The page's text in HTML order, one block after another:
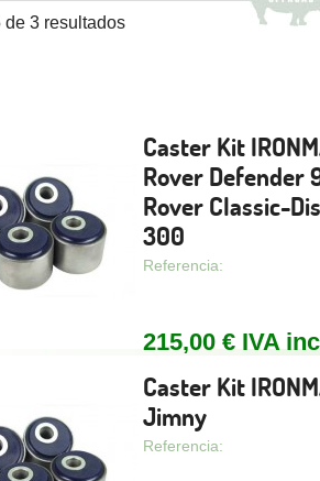
de 3 resultados
Caster Kit
Rover Defender
Rover Classic-
300
Referencia:
215,00 € IVA
Caster Kit
Jimny
Referencia: